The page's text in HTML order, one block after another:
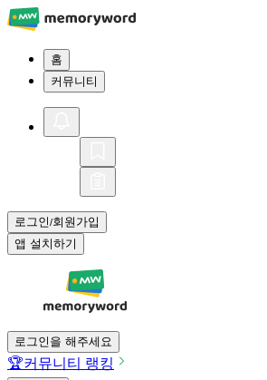
홈
커뮤니티
로그인/회원가입
앱 설치하기
로그인을 해주세요
🏆커뮤니티 랭킹